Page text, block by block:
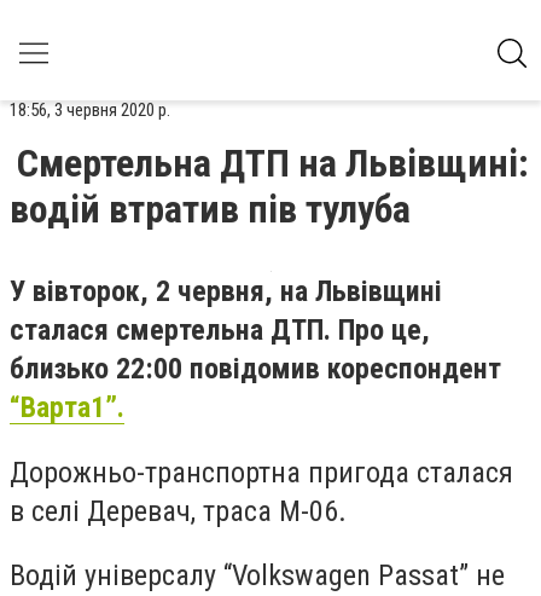
18:56, 3 червня 2020 р.
Смертельна ДТП на Львівщині:
водій втратив пів тулуба
У вівторок, 2 червня, на Львівщині
сталася смертельна ДТП. Про це,
близько 22:00 повідомив кореспондент
“Варта1”.
Дорожньо-транспортна пригода сталася
в селі Деревач, траса М-06.
Водій універсалу “Volkswagen Passat” не